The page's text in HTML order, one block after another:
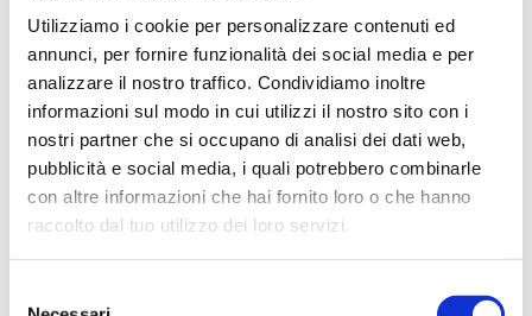
Utilizziamo i cookie per personalizzare contenuti ed
annunci, per fornire funzionalità dei social media e per
analizzare il nostro traffico. Condividiamo inoltre
informazioni sul modo in cui utilizzi il nostro sito con i
nostri partner che si occupano di analisi dei dati web,
pubblicità e social media, i quali potrebbero combinarle
con altre informazioni che hai fornito loro o che hanno
raccolto dal tuo utilizzo dei loro servizi.